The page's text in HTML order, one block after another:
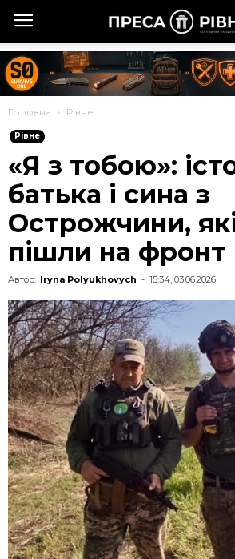
Головна Рівне
Рівне
«Я з тобою»:
батька і сина з
Острожчини,
пішли на фронт
Автор: Iryna Polyukhovych - 15:34, 03.06.2026